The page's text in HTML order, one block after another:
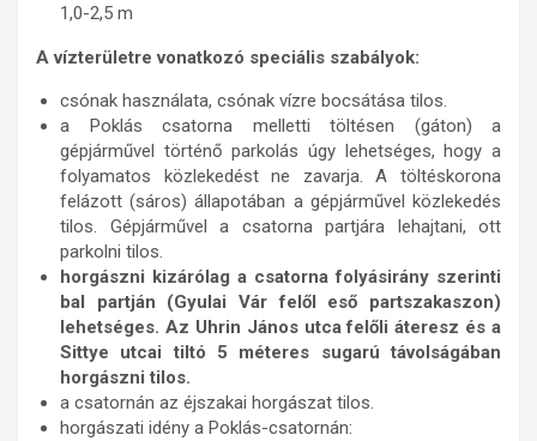
1,0-2,5 m
A vízterületre vonatkozó speciális szabályok:
csónak használata, csónak vízre bocsátása tilos.
a Poklás csatorna melletti töltésen (gáton) a
gépjárművel történő parkolás úgy lehetséges, hogy a
folyamatos közlekedést ne zavarja. A töltéskorona
felázott (sáros) állapotában a gépjárművel közlekedés
tilos. Gépjárművel a csatorna partjára lehajtani, ott
parkolni tilos.
horgászni kizárólag a csatorna folyásirány szerinti
bal partján (Gyulai Vár felől eső partszakaszon)
lehetséges. Az Uhrin János utca felőli áteresz és a
Sittye utcai tiltó 5 méteres sugarú távolságában
horgászni tilos.
a csatornán az éjszakai horgászat tilos.
horgászati idény a Poklás-csatornán: